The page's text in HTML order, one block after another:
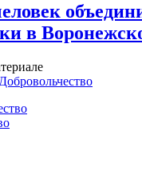
в
Добровольчество